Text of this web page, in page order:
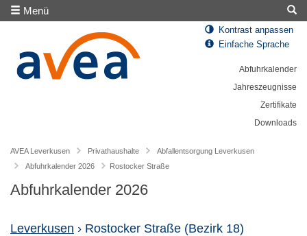
Menü
Kontrast anpassen
Einfache Sprache
Abfuhrkalender
Jahreszeugnisse
Zertifikate
Downloads
AVEA Leverkusen Privathaushalte
Abfallentsorgung Leverkusen
Abfuhrkalender 2026
Rostocker Straße
Abfuhrkalender 2026
Leverkusen › Rostocker Straße (Bezirk 18)